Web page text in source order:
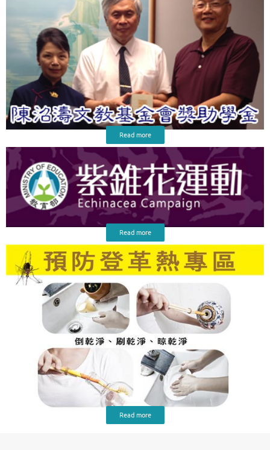
Read more
Read more
Read more